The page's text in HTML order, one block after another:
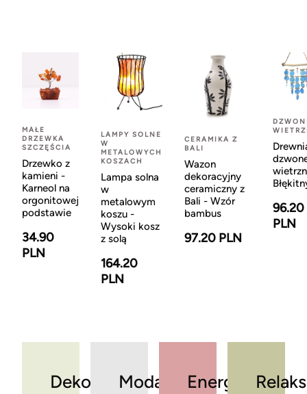
MAŁE
DRZEWKA
SZCZĘŚCIA
Drzewko z
kamieni -
Karneol na
orgonitowej
podstawie
34.90
PLN
LAMPY SOLNE
W
METALOWYCH
KOSZACH
Lampa solna
w
metalowym
koszu -
Wysoki kosz
z solą
164.20
PLN
CERAMIKA Z
BALI
Wazon
dekoracyjny
ceramiczny z
Bali - Wzór
bambus
97.20 PLN
96.20
PLN
DekoracjeModa Energia Relaks